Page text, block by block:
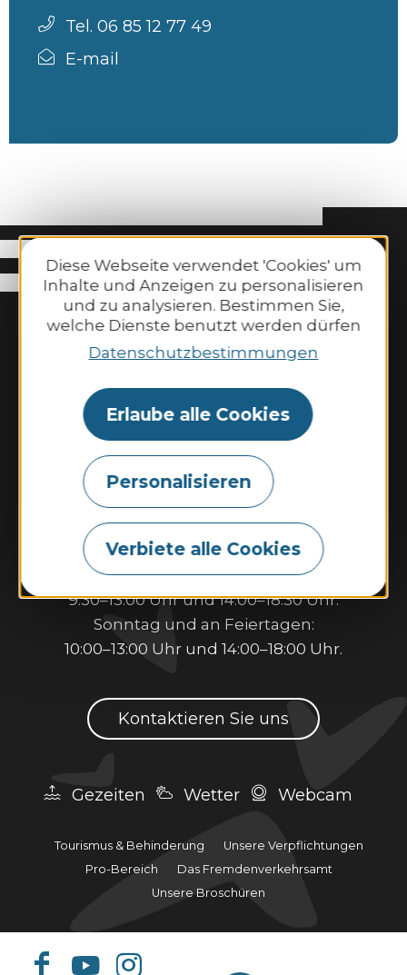
Diese Webseite verwendet 'Cookies' um
Inhalte und Anzeigen zu personalisieren
und zu analysieren. Bestimmen Sie,
welche Dienste benutzt werden dürfen
Datenschutzbestimmungen
Erlaube alle Cookies
Personalisieren
Verbiete alle Cookies
Tel. 06 85 12 77 49
E-mail
Binic-Etables-sur-Mer Tourismus
6 Place Le Pomellec
22520 Binic-Etables sur Mer
Tel. 02 96 73 60 12
Öffnungszeiten:
Montag bis Samstag:
9:30–13:00 Uhr und 14:00–18:30 Uhr.
Sonntag und an Feiertagen:
10:00–13:00 Uhr und 14:00–18:00 Uhr.
Kontaktieren Sie uns
Gezeiten Wetter Webcam
Tourismus & Behinderung
Unsere Verpflichtungen
Pro-Bereich
Das Fremdenverkehrsamt
Unsere Broschüren